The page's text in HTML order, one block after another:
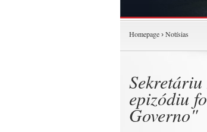
Homepage › Notísias
epizódiu
Governo"